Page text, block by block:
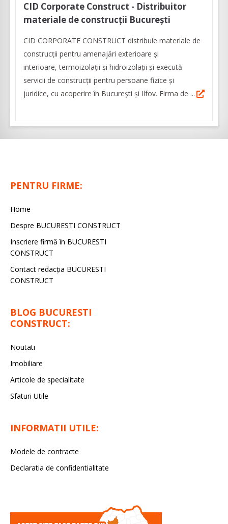
CID Corporate Construct - Distribuitor
materiale de construcții București
CID CORPORATE CONSTRUCT distribuie materiale de
construcții pentru amenajări exterioare și
interioare, termoizolații și hidroizolații și execută
servicii de construcții pentru persoane fizice și
juridice, cu acoperire în București și Ilfov. Firma de ...
PENTRU FIRME:
Home
Despre BUCURESTI CONSTRUCT
Inscriere firmă în BUCURESTI
CONSTRUCT
Contact redacţia BUCURESTI
CONSTRUCT
BLOG BUCURESTI
CONSTRUCT:
Noutati
Imobiliare
Articole de specialitate
Sfaturi Utile
INFORMATII UTILE:
Modele de contracte
Declaratia de confidentialitate